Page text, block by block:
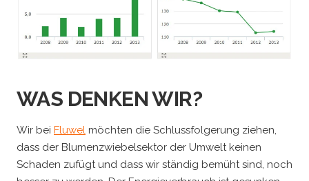
WAS DENKEN WIR?
Wir bei Fluwel möchten die Schlussfolgerung ziehen,
dass der Blumenzwiebelsektor der Umwelt keinen
Schaden zufügt und dass wir ständig bemüht sind, noch